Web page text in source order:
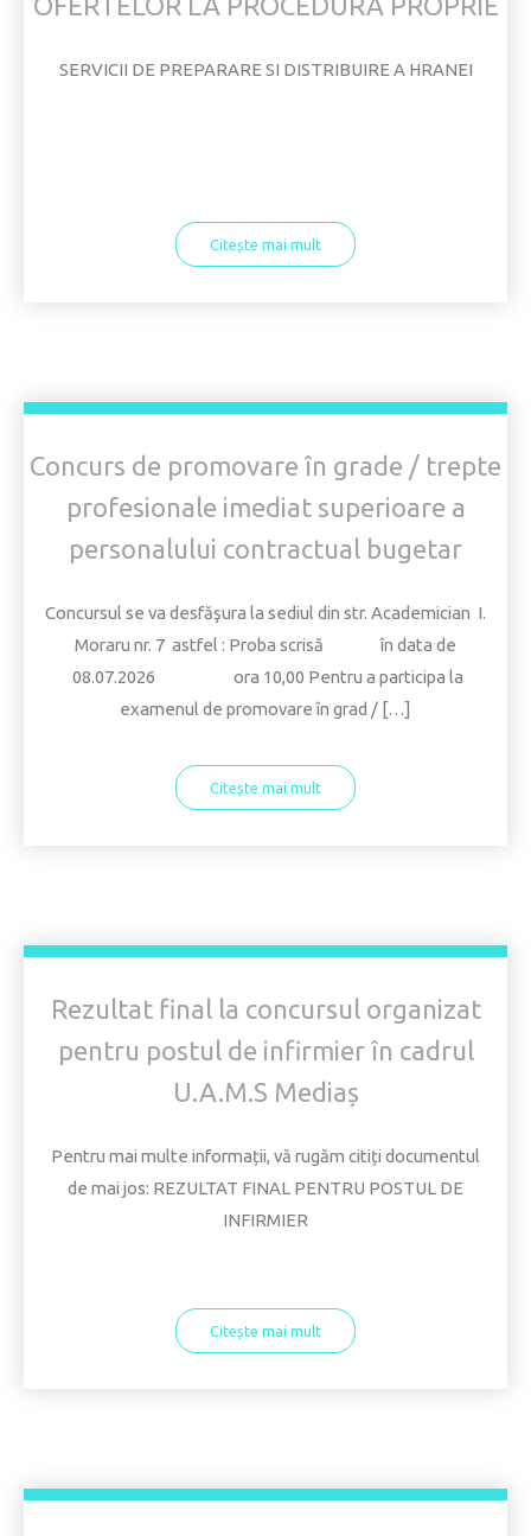
SERVICII DE PREPARARE SI DISTRIBUIRE A HRANEI
Citește mai mult
Concurs de promovare în grade / trepte
profesionale imediat superioare a
personalului contractual bugetar
Concursul se va desfăşura la sediul din str. Academician I.
Moraru nr. 7 astfel : Proba scrisă în data de
08.07.2026 ora 10,00 Pentru a participa la
examenul de promovare în grad / […]
Citește mai mult
Rezultat final la concursul organizat
pentru postul de infirmier în cadrul
U.A.M.S Mediaș
Pentru mai multe informații, vă rugăm citiți documentul
de mai jos: REZULTAT FINAL PENTRU POSTUL DE
INFIRMIER
Citește mai mult